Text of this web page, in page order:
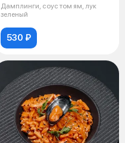
Дамплинги, соус том ям, лук
зеленый
530 ₽